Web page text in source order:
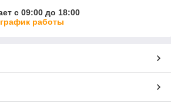
с 09:00 до 18:00
работы